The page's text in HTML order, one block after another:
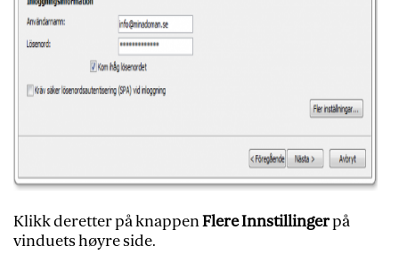
Klikk deretter på knappenFlere Innstillingerpå
vinduets høyre side.